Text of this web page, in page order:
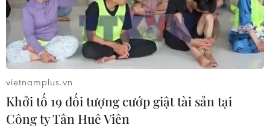
07/08/2026 07:10
Hà Nội quyết liệt xử lý các "điểm
nghẽn" úng ngập, môi trường đô thị
07/08/2026 06:51
vietnamplus.vn
Khởi tố 19 đối tượng cướp giật tài sản tại
Công ty Tân Huê Viên